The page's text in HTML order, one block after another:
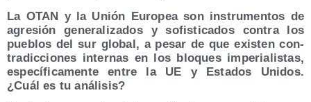
La OTAN y la Unión Euro­pea son ins­tru­men­tos de
agre­sión gene­ra­li­za­dos y sofis­ti­ca­dos con­tra los
pue­blos del sur glo­bal, a pesar de que exis­ten con­
tra­dic­cio­nes inter­nas en los blo­ques impe­ria­lis­tas,
espe­cí­fi­ca­men­te entre la UE y Esta­dos Uni­dos.
¿Cuál es tu análisis?